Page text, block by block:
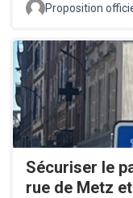
Proposition
Sécuriser le
rue de Metz